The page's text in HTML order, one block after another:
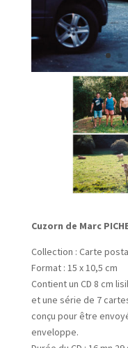
Cuzorn de Marc
Collection : Carte
Format : 15 x 10,5 cm
Contient un CD 8 cm
et une série de 7
conçu pour être
enveloppe.